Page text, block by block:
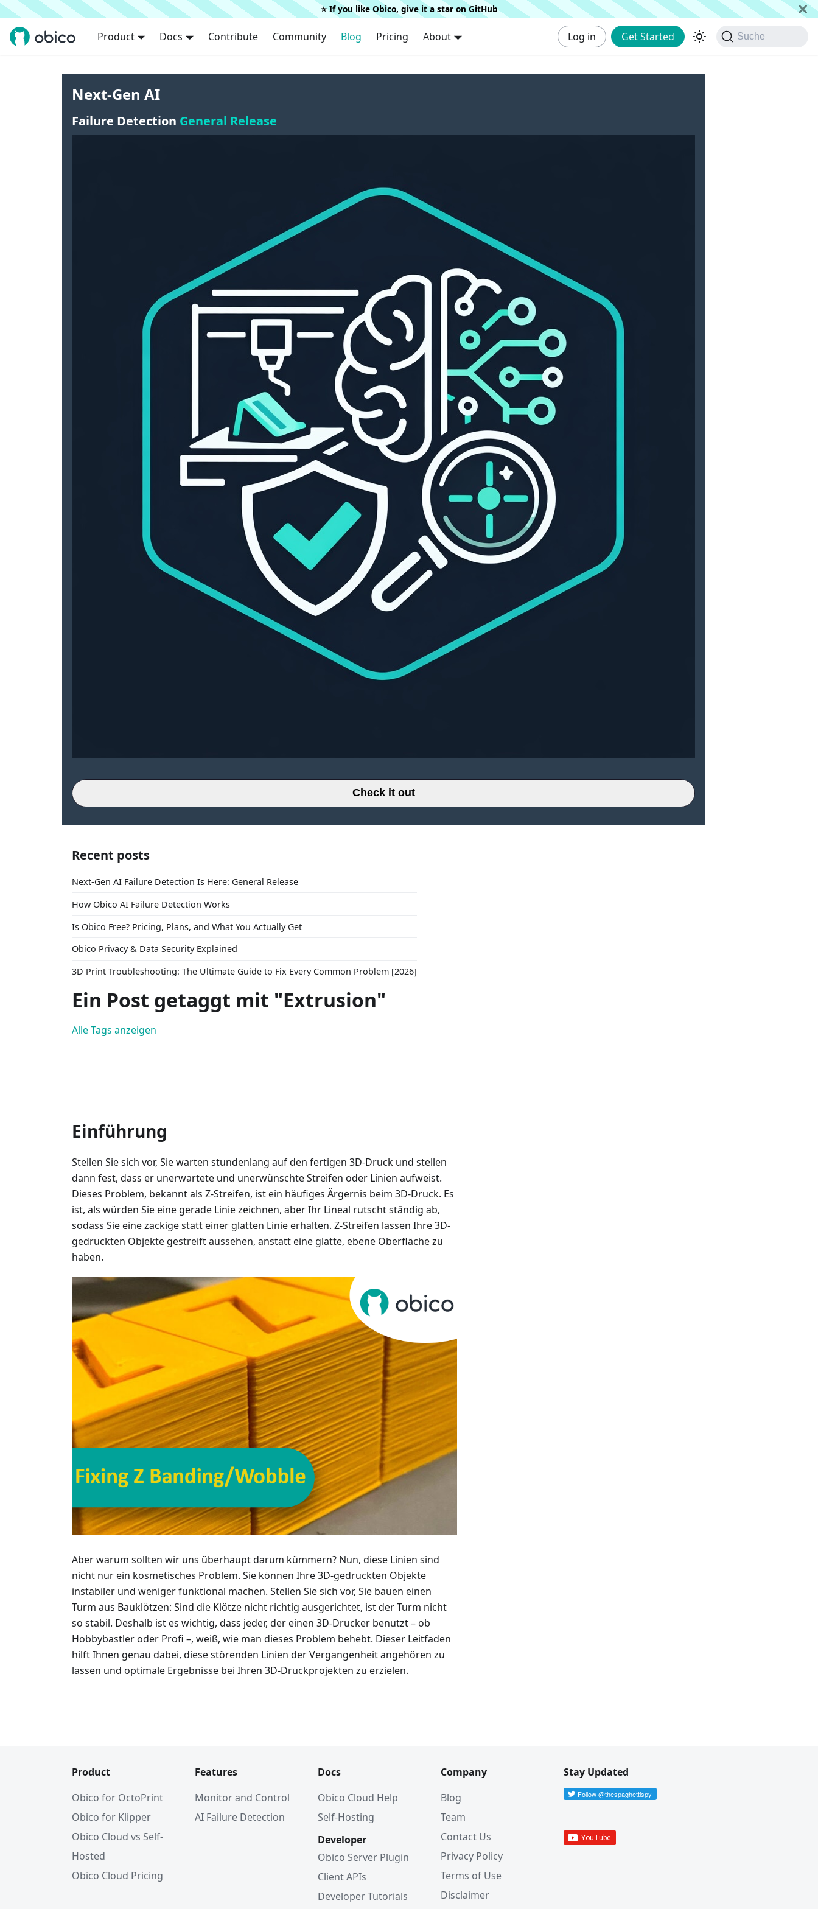
⭐️ If you like Obico, give it a star on GitHub
Product Docs Contribute Community Blog Pricing About Log in Get Started Suche
Next-Gen AI
Failure Detection General Release
Check it out
Recent posts
Next-Gen AI Failure Detection Is Here: General Release
How Obico AI Failure Detection Works
Is Obico Free? Pricing, Plans, and What You Actually Get
Obico Privacy & Data Security Explained
3D Print Troubleshooting: The Ultimate Guide to Fix Every Common Problem [2026]
Ein Post getaggt mit "Extrusion"
Alle Tags anzeigen
Einführung
Stellen Sie sich vor, Sie warten stundenlang auf den fertigen 3D-Druck und stellen
dann fest, dass er unerwartete und unerwünschte Streifen oder Linien aufweist.
Dieses Problem, bekannt als Z-Streifen, ist ein häufiges Ärgernis beim 3D-Druck. Es
ist, als würden Sie eine gerade Linie zeichnen, aber Ihr Lineal rutscht ständig ab,
sodass Sie eine zackige statt einer glatten Linie erhalten. Z-Streifen lassen Ihre 3D-
gedruckten Objekte gestreift aussehen, anstatt eine glatte, ebene Oberfläche zu
haben.
Aber warum sollten wir uns überhaupt darum kümmern? Nun, diese Linien sind
nicht nur ein kosmetisches Problem. Sie können Ihre 3D-gedruckten Objekte
instabiler und weniger funktional machen. Stellen Sie sich vor, Sie bauen einen
Turm aus Bauklötzen: Sind die Klötze nicht richtig ausgerichtet, ist der Turm nicht
so stabil. Deshalb ist es wichtig, dass jeder, der einen 3D-Drucker benutzt – ob
Hobbybastler oder Profi –, weiß, wie man dieses Problem behebt. Dieser Leitfaden
hilft Ihnen genau dabei, diese störenden Linien der Vergangenheit angehören zu
lassen und optimale Ergebnisse bei Ihren 3D-Druckprojekten zu erzielen.
Product
Obico for OctoPrint
Obico for Klipper
Obico Cloud vs Self-
Hosted
Obico Cloud Pricing
Features
Monitor and Control
AI Failure Detection
Docs
Obico Cloud Help
Self-Hosting
Developer
Obico Server Plugin
Client APIs
Developer Tutorials
Company
Blog
Team
Contact Us
Privacy Policy
Terms of Use
Disclaimer
Stay Updated